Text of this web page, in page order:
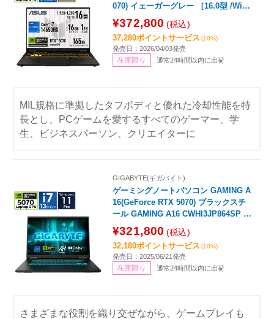
070) イェーガーグレー ［16.0型 /Wind
ows11 Home /intel Core i7 /メモリ：1
6GB /SSD：1TB /日本語版キーボード
/2026年4月モデル］
¥372,800 (税込)
37,280ポイントサービス (10%)
発売日：2026/04/03発売
在庫限り 通常24時間以内に出荷
MIL規格に準拠したタフボディと優れた冷却性能を特
長とし、PCゲームを愛するすべてのゲーマー、学
生、ビジネスパーソン、クリエイターに
GIGABYTE(ギガバイト)
ゲーミングノートパソコン GAMING A
16(GeForce RTX 5070) ブラックスチ
ール GAMING A16 CWHI3JP864SP [1
6.0型 /Windows11 Pro /intel Core i7 /
メモリ：32GB /SSD：1TB /2025年6月
モデル]
¥321,800 (税込)
32,180ポイントサービス (10%)
発売日：2025/06/21発売
在庫限り 通常24時間以内に出荷
さまざまな役割を織り交ぜながら、ゲームプレイも